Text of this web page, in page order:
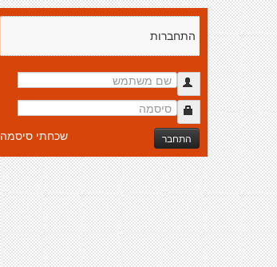
התחברות
התחבר שכחתי סיסמה